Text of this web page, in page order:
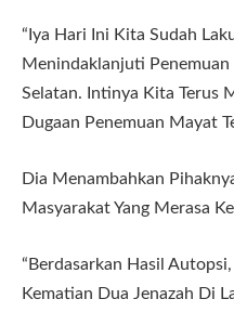
“Iya Hari Ini Kita Sudah
Menindaklanjuti
Selatan. Intinya Kita Terus
Dugaan Penemuan Mayat
Dia Menambahkan
Masyarakat Yang Merasa
“Berdasarkan Hasil
Kematian Dua Jenazah Di